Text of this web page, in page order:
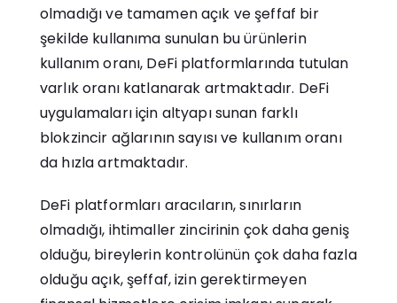
olmadığı ve tamamen açık ve şeffaf bir
şekilde kullanıma sunulan bu ürünlerin
kullanım oranı, DeFi platformlarında tutulan
varlık oranı katlanarak artmaktadır. DeFi
uygulamaları için altyapı sunan farklı
blokzincir ağlarının sayısı ve kullanım oranı
da hızla artmaktadır.
DeFi platformları aracıların, sınırların
olmadığı, ihtimaller zincirinin çok daha geniş
olduğu, bireylerin kontrolünün çok daha fazla
olduğu açık, şeffaf, izin gerektirmeyen